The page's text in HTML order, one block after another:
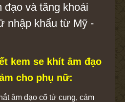
đạo và tăng khoái
nhập khẩu từ Mỹ -
kem se khít âm đạo
cho phụ nữ:
âm đạo cổ tử cung, cảm